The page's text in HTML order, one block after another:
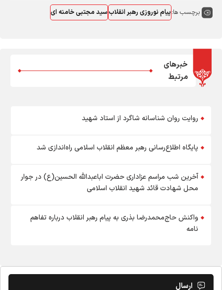
برچسب ها:پیام نوروزی رهبر انقلابسید مجتبی خامنه ای
خبرهای
مرتبط
روایت روان شناسانه شاگرد از استاد شهید
پایگاه اطلاع‌رسانی رهبر معظم انقلاب اسلامی راه‌اندازی شد
آخرین شب مراسم عزاداری حضرت اباعبدالله الحسین(ع) در جوار
محل شهادت قائد شهید انقلاب اسلامی
واکنش حاج‌محمدرضا بذری به پیام رهبر انقلاب درباره تفاهم
نامه
ارسال